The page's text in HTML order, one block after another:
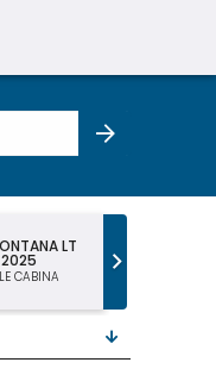
LT
2025
CABINA